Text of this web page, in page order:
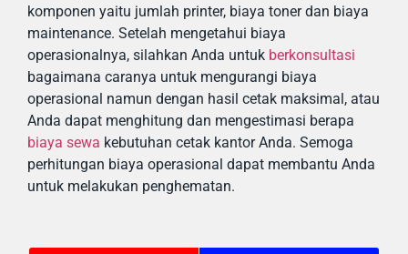
komponen yaitu jumlah printer, biaya toner dan biaya
maintenance. Setelah mengetahui biaya
operasionalnya, silahkan Anda untuk berkonsultasi
bagaimana caranya untuk mengurangi biaya
operasional namun dengan hasil cetak maksimal, atau
Anda dapat menghitung dan mengestimasi berapa
biaya sewa kebutuhan cetak kantor Anda. Semoga
perhitungan biaya operasional dapat membantu Anda
untuk melakukan penghematan.